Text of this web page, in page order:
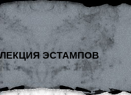
ЭСТАМПОВ